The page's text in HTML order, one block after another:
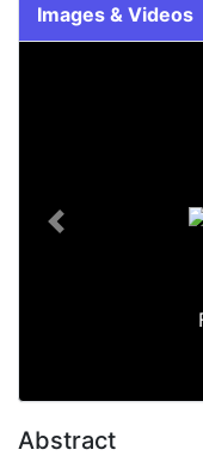
Images & Videos
Previous
Abstract